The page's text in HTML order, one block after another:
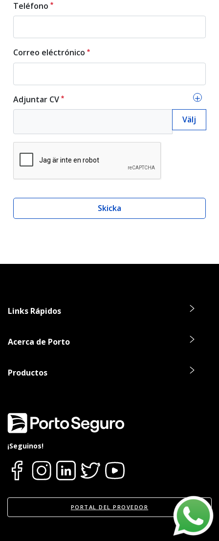
Obligatoriskt
Teléfono
Obligatoriskt
Correo eléctrónico
Obligatoriskt
Adjuntar CV
Välj
Adjuntar CV
Obligatoriskt
Skicka
Links Rápidos
Acerca de Porto
Productos
¡Seguinos!
PORTAL DEL PROVEDOR